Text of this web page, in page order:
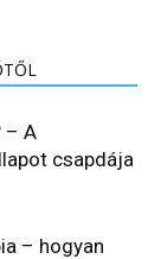
– A
csapdája
– hogyan